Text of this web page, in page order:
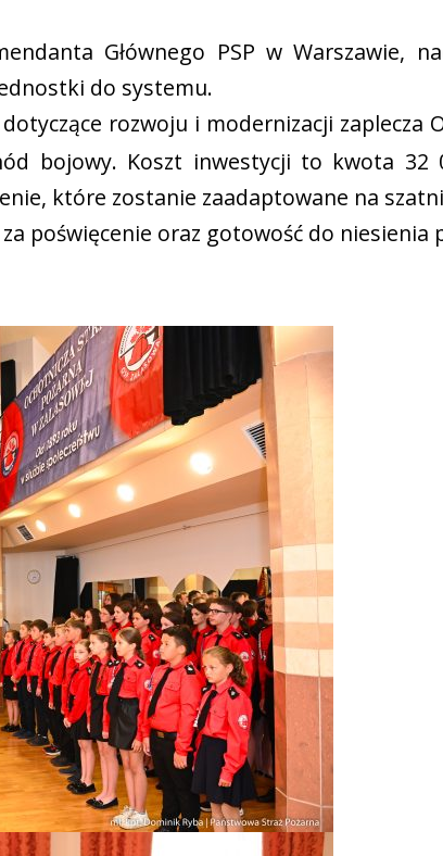
Głównego PSP w Warszawie,
do systemu.
rozwoju i modernizacji zaplecza
bojowy. Koszt inwestycji to kwota 32
które zostanie zaadaptowane na
poświęcenie oraz gotowość do niesienia